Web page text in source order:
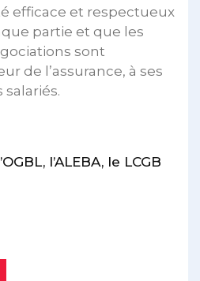
efficace et respectueux
partie et que les
sont
de l’assurance, à ses
salariés.
l’ALEBA, le LCGB